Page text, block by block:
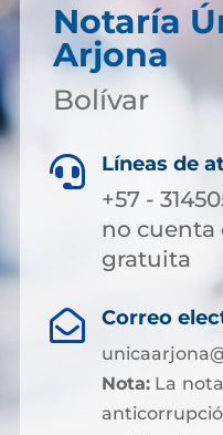
Notaría
Arjona
Bolívar
 Líneas de
+57 -
no cuenta
gratuita
 Correo
Nota:La